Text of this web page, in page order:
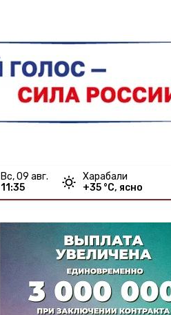
вс, 09 авг.
11:35
Харабали
+35 °С, ясно